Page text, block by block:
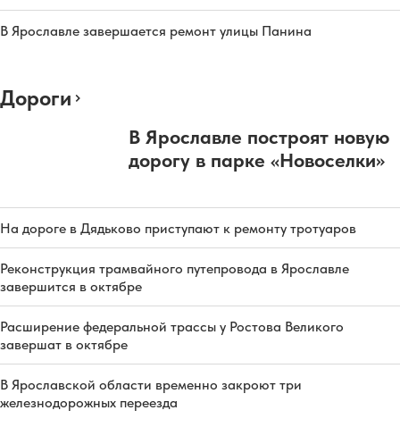
В Ярославле завершается ремонт улицы Панина
Дороги
В Ярославле построят новую
дорогу в парке «Новоселки»
На дороге в Дядьково приступают к ремонту тротуаров
Реконструкция трамвайного путепровода в Ярославле
завершится в октябре
Расширение федеральной трассы у Ростова Великого
завершат в октябре
В Ярославской области временно закроют три
железнодорожных переезда